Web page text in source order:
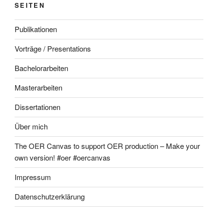
SEITEN
Publikationen
Vorträge / Presentations
Bachelorarbeiten
Masterarbeiten
Dissertationen
Über mich
The OER Canvas to support OER production – Make your
own version! #oer #oercanvas
Impressum
Datenschutzerklärung